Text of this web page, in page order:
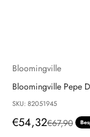
Bloomingville
Bloomingville Pepe
SKU: 82051945
Aanbiedingsprijs
€54,32Normale
€67,90